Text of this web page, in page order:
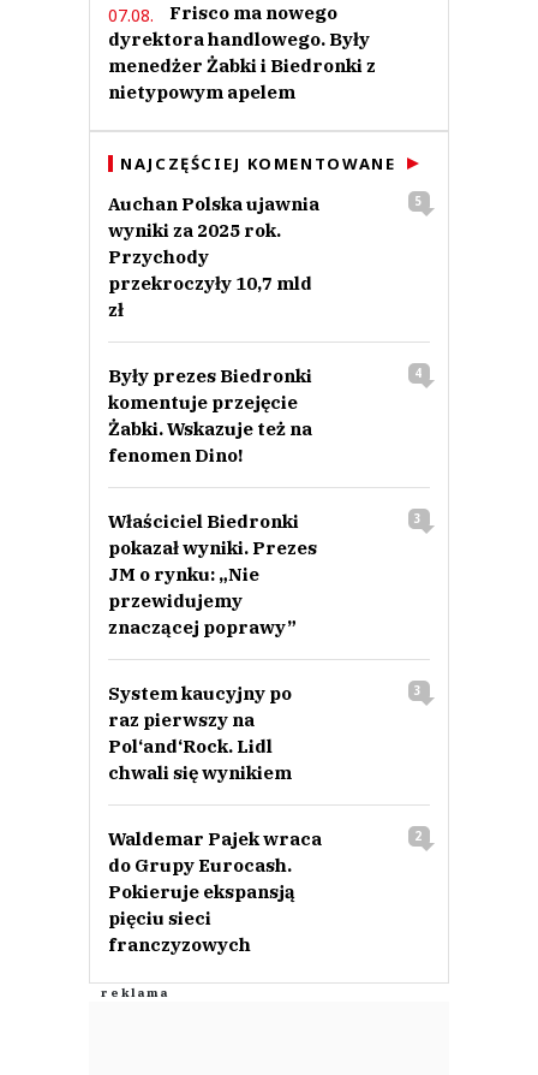
07.08.
Frisco ma nowego
dyrektora handlowego. Były
menedżer Żabki i Biedronki z
nietypowym apelem
NAJCZĘŚCIEJ KOMENTOWANE
Auchan Polska ujawnia
wyniki za 2025 rok.
Przychody
przekroczyły 10,7 mld
zł
5
Były prezes Biedronki
komentuje przejęcie
Żabki. Wskazuje też na
fenomen Dino!
4
Właściciel Biedronki
pokazał wyniki. Prezes
JM o rynku: „Nie
przewidujemy
znaczącej poprawy”
3
System kaucyjny po
raz pierwszy na
Pol‘and‘Rock. Lidl
chwali się wynikiem
3
Waldemar Pajek wraca
do Grupy Eurocash.
Pokieruje ekspansją
pięciu sieci
franczyzowych
2